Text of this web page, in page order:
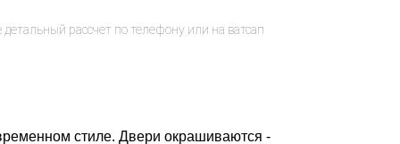
стиле. Двери окрашиваются -